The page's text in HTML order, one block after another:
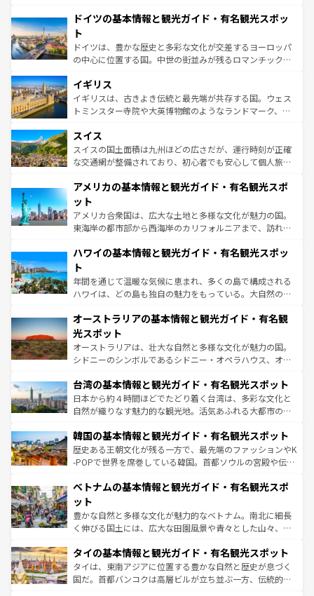
せる。地方によって風土や気候が異なるスペインはその個
ンテンツ一覧 を参照してほしい。
で、幅広い魅力が詰まっている。華麗な宮殿、歴史的な大
聖堂、美しいビーチ、そして豊かな自然が、訪れる者を心
から魅了する。また、フランスは美食の国としても知ら
れ、フランス料理はユネスコ無形文化遺産にも登録されて
香り高いラベンダー畑など、多彩な楽しみ方が可能だ。さ
らに、パリ以外の地域にも魅力が溢れており、どの街角に
も豊かな歴史と文化が息づいている。パリ以外の個性あふ
を参照してほしい。
ドイツの基本情報と観光ガイド・有名観光スポッ
ト
ドイツは、豊かな歴史と多彩な文化が交差するヨーロッパ
の中心に位置する国。中世の街並みが残るロマンチック街
顔を持つこの国は、どこを歩いても飽きることがない。ベ
ルリンの文化的活気、バイエルン州のアルプスの絶景、そ
してライン川沿いのワイン畑といった風景は必見。ビール
は、お酒好きな人にはぜひ体験してほしい。 なお、新着の
ドイツ情報はコンテンツ一覧を参照してほしい。
イギリス
イギリスは、古きよき伝統と最先端が共存する国。ウェス
トミンスター寺院や大英博物館のようなランドマーク、歴
リアごとに異なる魅力がある。また、優雅なアフタヌーン
ティー、ビール好きにはたまらない英国パブ、サッカー観
戦など、本場だからこそできる体験も豊富。イギリスを旅
ンツ一覧を参照してほしい。
スイス
スイスの国土面積は九州ほどの広さだが、運行時刻が正確
な交通網が整備されており、初心者でも安心して個人旅行
の建物がそのまま残る町や、スイスならではのユニークな
博物館もあり、アルプス観光だけでなく町歩きも満喫する
ことができる。国民の所得が高いため物価も高いが、旅行
者向けの交通パス提供のサービスもあり、うまく活用すれ
着のスイス情報はコンテンツ一覧を参照してほしい。
アメリカの基本情報と観光ガイド・有名観光スポ
ット
アメリカ合衆国は、広大な土地と多様な文化が魅力の国。
東海岸の都市部から西海岸のカリフォルニアまで、訪れる
のような巨大都市は、観光、ショッピング、エンターテイ
ンメントが詰まった刺激的なスポットだ。一方、アメリカ
西部には大自然が広がり、グランドキャニオンやイエロー
ストーン国立公園といった絶景が堪能できる。さらに、南
文化が魅力。旅行者はアメリカの各地域で異なる魅力を楽
しみながら、その多様性と豊かな歴史を感じることができ
るだろう。車でのロードトリップや列車の旅も、アメリカ
ならではの贅沢な旅のスタイルだ。 なお、新着のアメリカ
情報は コンテンツ一覧 を参照してほしい。
ハワイの基本情報と観光ガイド・有名観光スポッ
ト
年間を通じて温暖な気候に恵まれ、多くの島で構成される
ハワイは、どの島も独自の魅力をもっている。大自然の神
ワイ島は見逃せない。また、定番の観光地といえばオアフ
島だが、静かな自然を求めるならマウイ島やカウアイ島が
おすすめ。エメラルドグリーンに輝く海をはじめ、豊かな
文化や歴史が息づいている。「アロハスピリット」と呼ば
人々、おいしいローカルフードやハワイアンミュージッ
ク、伝統的なフラダンスなど、すべてがハワイの魅力を彩
っている。訪れるたびに新しい発見と感動が待っているハ
はコンテンツ一覧を参照してほしい。
オーストラリアの基本情報と観光ガイド・有名観
光スポット
オーストラリアは、壮大な自然と多様な文化が魅力の国。
シドニーのシンボルであるシドニー・オペラハウス、オー
リアリーフや大陸中央部にそびえるウルル（エアーズロッ
ク）、タスマニアの美しい原生林やケアンズの熱帯雨林な
ど、見どころがたくさん。また、カフェやワイン、オージ
いる。アクティビティも充実しており、サーフィンやダイ
ビング、ハイキングなど、アウトドア好きにはたまらな
い。オーストラリアの多彩な魅力を存分に味わいつくそ
参照してほしい。
台湾の基本情報と観光ガイド・有名観光スポット
日本から約４時間ほどでたどり着く台湾は、多彩な文化と
自然が織りなす魅力的な観光地。活気あふれる大都市の台
ン）、静ひつな山岳地帯である台湾東部など、都市の喧騒
と山間の静けさが共存しており、訪れる人に新しい発見と
驚きをもたらしてくれる。また、奥深い台湾の食文化も魅
容にもいいと評判のスイーツなど、バラエティ豊かな料理
照してほしい。
韓国の基本情報と観光ガイド・有名観光スポット
歴史ある王朝文化が残る一方で、最先端のファッションやK
-POPで世界を席巻している韓国。首都ソウルの宮殿や伝統
き、地方に足を延ばせば四季折々の自然美を楽しむことが
できる。そして、キムチや焼肉、絶品のストリートフード
まで、さまざまな韓国料理が待っている。夜には、韓国な
らではのナイトライフも堪能できる。あたたかいホスピタ
わってみてほしい。 なお、新着の韓国情報はコンテンツ一
覧 を参照してほしい。
ベトナムの基本情報と観光ガイド・有名観光スポ
ット
豊かな自然と多様な文化が魅力的なベトナム。南北に細長
く伸びる国土には、広大な田園風景や青々とした山々、世
急速な発展と共に伝統が息づく。ハノイの古い町並みやホ
ーチミン市のフランス統治時代の建物も、独特の雰囲気を
醸し出している。また、バラエティの豊かさとおいしさで
タイの基本情報と観光ガイド・有名観光スポット
タイは、東南アジアに位置する豊かな自然と歴史が息づく
国だ。首都バンコクは高層ビルが立ち並ぶ一方、伝統的な